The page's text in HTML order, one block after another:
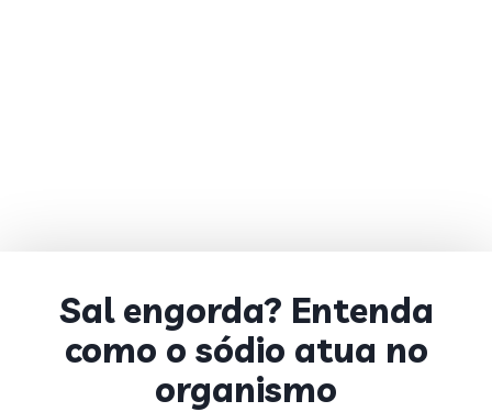
Sal engorda? Entenda
como o sódio atua no
organismo